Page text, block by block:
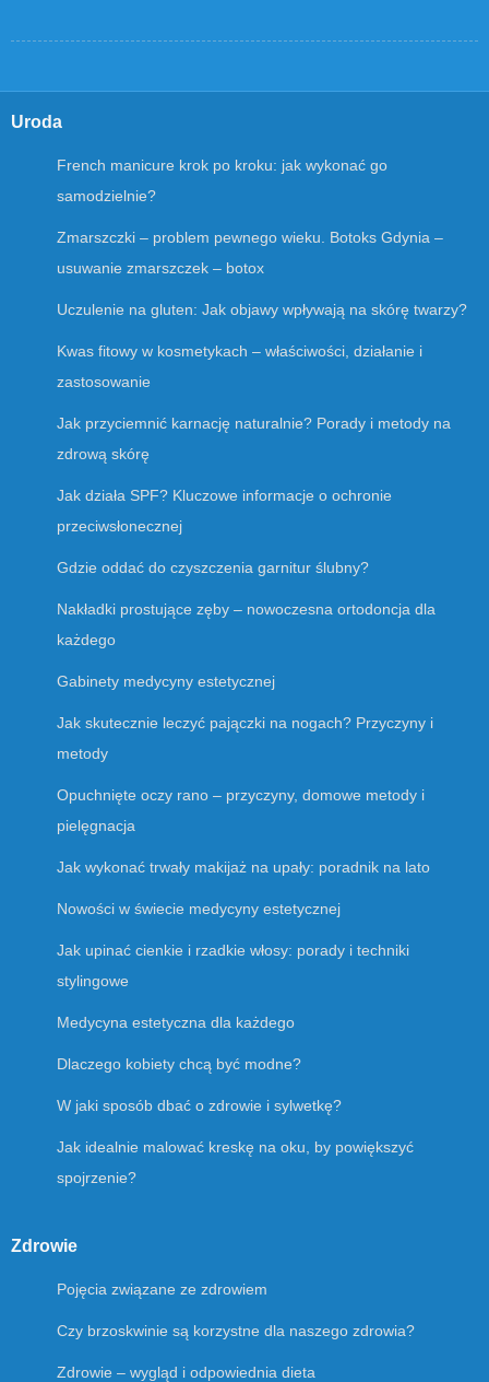
Uroda
French manicure krok po kroku: jak wykonać go
samodzielnie?
Zmarszczki – problem pewnego wieku. Botoks Gdynia –
usuwanie zmarszczek – botox
Uczulenie na gluten: Jak objawy wpływają na skórę twarzy?
Kwas fitowy w kosmetykach – właściwości, działanie i
zastosowanie
Jak przyciemnić karnację naturalnie? Porady i metody na
zdrową skórę
Jak działa SPF? Kluczowe informacje o ochronie
przeciwsłonecznej
Gdzie oddać do czyszczenia garnitur ślubny?
Nakładki prostujące zęby – nowoczesna ortodoncja dla
każdego
Gabinety medycyny estetycznej
Jak skutecznie leczyć pajączki na nogach? Przyczyny i
metody
Opuchnięte oczy rano – przyczyny, domowe metody i
pielęgnacja
Jak wykonać trwały makijaż na upały: poradnik na lato
Nowości w świecie medycyny estetycznej
Jak upinać cienkie i rzadkie włosy: porady i techniki
stylingowe
Medycyna estetyczna dla każdego
Dlaczego kobiety chcą być modne?
W jaki sposób dbać o zdrowie i sylwetkę?
Jak idealnie malować kreskę na oku, by powiększyć
spojrzenie?
Zdrowie
Pojęcia związane ze zdrowiem
Czy brzoskwinie są korzystne dla naszego zdrowia?
Zdrowie – wygląd i odpowiednia dieta